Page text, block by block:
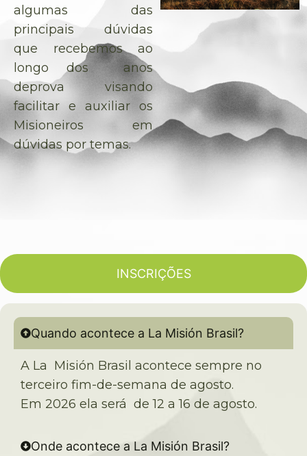
algumas das
principais dúvidas
que recebemos ao
longo dos anos
deprova visando
facilitar e auxiliar os
Misioneiros em
dúvidas por temas.
INSCRIÇÕES
Quando acontece a La Misión Brasil?
A La Misión Brasil acontece sempre no
terceiro fim-de-semana de agosto.
Em 2026 ela será de 12 a 16 de agosto.
Onde acontece a La Misión Brasil?